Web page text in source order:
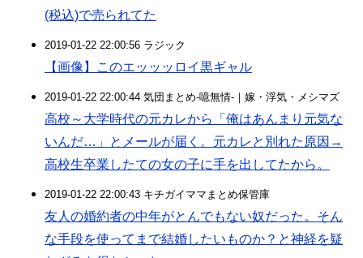
(税込)で売られてた
2019-01-22 22:00:56 ラジック
【画像】このエッッッロイ黒ギャル
2019-01-22 22:00:44 気団まとめ-噫無情-｜嫁・浮気・メシマズ
高校～大学時代の元カレから「俺はあんまり元気な
いんだ…」とメールが届く。元カレと別れた原因→
高校生卒業したての女の子に手を出してたから。
2019-01-22 22:00:43 キチガイママまとめ保管庫
友人の婚約者の中年がとんでもない奴だった。そん
な手段を使ってまで結婚したいものか？と神経を疑